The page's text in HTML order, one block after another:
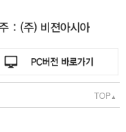
TOP▲